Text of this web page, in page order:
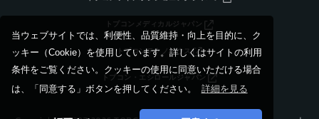
当ウェブサイトでは、利便性、品質維持・向上を目的に、ク
ッキー（Cookie）を使用しています。詳しくはサイトの利用
条件をご覧ください。クッキーの使用に同意いただける場合
は、「同意する」ボタンを押してください。
詳細を見る
トプコンメディカルジャパン
トプコンテクノハウス
トプコン・エシロールジャパン